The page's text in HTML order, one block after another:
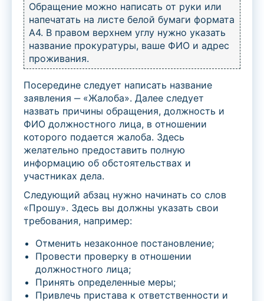
Обращение можно написать от руки или
напечатать на листе белой бумаги формата
А4. В правом верхнем углу нужно указать
название прокуратуры, ваше ФИО и адрес
проживания.
Посередине следует написать название
заявления ‒ «Жалоба». Далее следует
назвать причины обращения, должность и
ФИО должностного лица, в отношении
которого подается жалоба. Здесь
желательно предоставить полную
информацию об обстоятельствах и
участниках дела.
Следующий абзац нужно начинать со слов
«Прошу». Здесь вы должны указать свои
требования, например:
Отменить незаконное постановление;
Провести проверку в отношении
должностного лица;
Принять определенные меры;
Привлечь пристава к ответственности и